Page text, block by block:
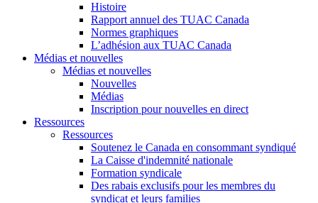
Histoire
Rapport annuel des TUAC Canada
Normes graphiques
L’adhésion aux TUAC Canada
Médias et nouvelles
Médias et nouvelles
Nouvelles
Médias
Inscription pour nouvelles en direct
Ressources
Ressources
Soutenez le Canada en consommant syndiqué
La Caisse d'indemnité nationale
Formation syndicale
Des rabais exclusifs pour les membres du
syndicat et leurs families